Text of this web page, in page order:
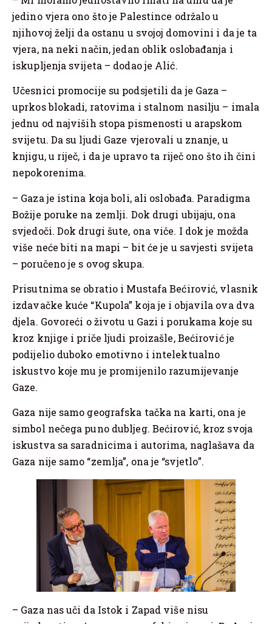
jedino vjera ono što je Palestince održalo u
njihovoj želji da ostanu u svojoj domovini i da je ta
vjera, na neki način, jedan oblik oslobađanja i
iskupljenja svijeta – dodao je Alić.
Učesnici promocije su podsjetili da je Gaza –
uprkos blokadi, ratovima i stalnom nasilju – imala
jednu od najviših stopa pismenosti u arapskom
svijetu. Da su ljudi Gaze vjerovali u znanje, u
knjigu, u riječ, i da je upravo ta riječ ono što ih čini
nepokorenima.
– Gaza je istina koja boli, ali oslobađa. Paradigma
Božije poruke na zemlji. Dok drugi ubijaju, ona
svjedoči. Dok drugi šute, ona viče. I dok je možda
više neće biti na mapi – bit će je u savjesti svijeta
– poručeno je s ovog skupa.
Prisutnima se obratio i Mustafa Bećirović, vlasnik
izdavačke kuće “Kupola” koja je i objavila ova dva
djela. Govoreći o životu u Gazi i porukama koje su
kroz knjige i priče ljudi proizašle, Bećirović je
podijelio duboko emotivno i intelektualno
iskustvo koje mu je promijenilo razumijevanje
Gaze.
Gaza nije samo geografska tačka na karti, ona je
simbol nečega puno dubljeg. Bećirović, kroz svoja
iskustva sa saradnicima i autorima, naglašava da
Gaza nije samo “zemlja”, ona je “svjetlo”.
– Gaza nas uči da Istok i Zapad više nisu